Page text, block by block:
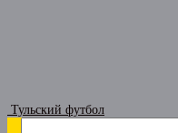
Тульский футбол